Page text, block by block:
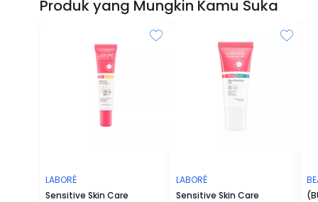
Produk yang Mungkin Kamu Suka
LABORÉ
Sensitive Skin Care
LABORÉ
Sensitive Skin Care